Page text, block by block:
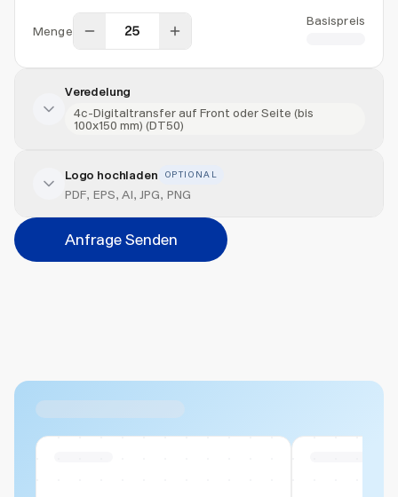
Menge
Basispreis
Veredelung
4c-Digitaltransfer auf Front oder Seite (bis
100x150 mm) (DT50)
Veredelung hinzufügen
Veredelungsart
Logo hochladen OPTIONAL
PDF, EPS, AI, JPG, PNG
Anfrage Senden